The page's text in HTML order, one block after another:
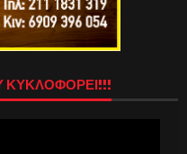
ΚΥΚΛΟΦΟΡΕΙ!!!